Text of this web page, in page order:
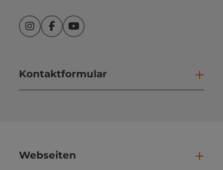
InstagramFacebookYouTube
Kontaktformular
Webseiten